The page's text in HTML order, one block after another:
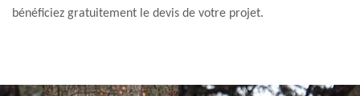
bénéficiez gratuitement le devis de votre projet.